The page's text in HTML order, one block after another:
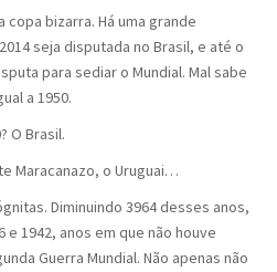
bizarra. Há uma grande
seja disputada no Brasil, e até o
para sediar o Mundial. Mal sabe
a 1950.
O Brasil.
Maracanazo, o Uruguai…
Diminuindo 3964 desses anos,
1942, anos em que não houve
Guerra Mundial. Não apenas não